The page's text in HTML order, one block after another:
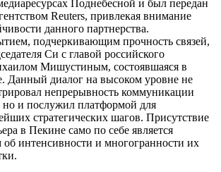
Поднебесной и был передан
Reuters, привлекая внимание
данного партнерства.
подчеркивающим прочность связей,
Си с главой российского
Мишустиным, состоявшаяся в
Данный диалог на высоком уровне не
непрерывность коммуникации
и послужил платформой для
стратегических шагов. Присутствие
в Пекине само по себе является
интенсивности и многогранности их